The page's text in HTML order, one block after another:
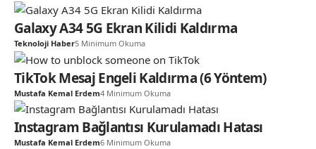
Galaxy A34 5G Ekran Kilidi Kaldırma
Teknoloji Haber5 Minimum Okuma
TikTok Mesaj Engeli Kaldırma (6 Yöntem)
Mustafa Kemal Erdem4 Minimum Okuma
Instagram Bağlantısı Kurulamadı Hatası
Mustafa Kemal Erdem6 Minimum Okuma